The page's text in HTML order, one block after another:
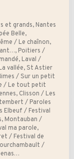
et grands, Nantes
Belle,
/ Le chaînon,
Poitiers /
Laval /
vallée, St Astier
/ Sur un petit
/ Le tout petit
Clisson / Les
/ Paroles
Elbeuf / Festival
Montauban /
ma parole,
/ Festival de
/